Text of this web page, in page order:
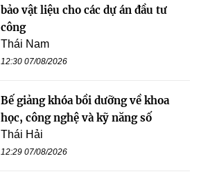
bảo vật liệu cho các dự án đầu tư
công
Thái Nam
12:30 07/08/2026
Bế giảng khóa bồi dưỡng về khoa
học, công nghệ và kỹ năng số
Thái Hải
12:29 07/08/2026